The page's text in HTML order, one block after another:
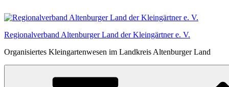
Inhalt
Regionalverband Altenburger Land der Kleingärtner e. V.
Organisiertes Kleingartenwesen im Landkreis Altenburger Land